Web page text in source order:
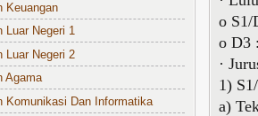
o S1/
o D3
·
1)
a)
Keuangan
Luar Negeri 1
Luar Negeri 2
Agama
Komunikasi Dan Informatika